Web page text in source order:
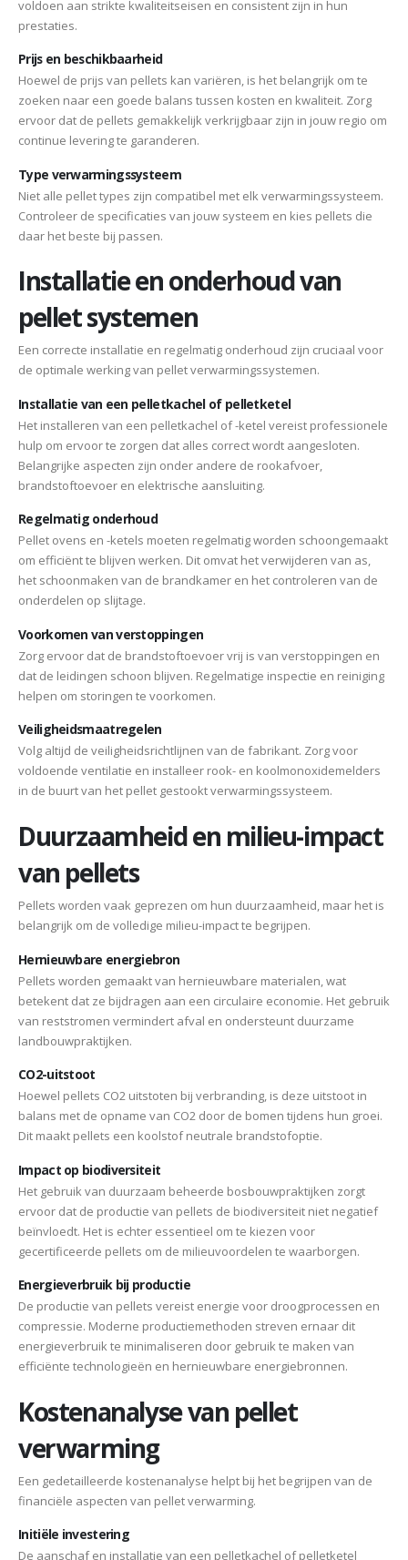
voldoen aan strikte kwaliteitseisen en consistent zijn in hun
prestaties.
Prijs en beschikbaarheid
Hoewel de prijs van pellets kan variëren, is het belangrijk om te
zoeken naar een goede balans tussen kosten en kwaliteit. Zorg
ervoor dat de pellets gemakkelijk verkrijgbaar zijn in jouw regio om
continue levering te garanderen.
Type verwarmingssysteem
Niet alle pellet types zijn compatibel met elk verwarmingssysteem.
Controleer de specificaties van jouw systeem en kies pellets die
daar het beste bij passen.
Installatie en onderhoud van
pellet systemen
Een correcte installatie en regelmatig onderhoud zijn cruciaal voor
de optimale werking van pellet verwarmingssystemen.
Installatie van een pelletkachel of pelletketel
Het installeren van een pelletkachel of -ketel vereist professionele
hulp om ervoor te zorgen dat alles correct wordt aangesloten.
Belangrijke aspecten zijn onder andere de rookafvoer,
brandstoftoevoer en elektrische aansluiting.
Regelmatig onderhoud
Pellet ovens en -ketels moeten regelmatig worden schoongemaakt
om efficiënt te blijven werken. Dit omvat het verwijderen van as,
het schoonmaken van de brandkamer en het controleren van de
onderdelen op slijtage.
Voorkomen van verstoppingen
Zorg ervoor dat de brandstoftoevoer vrij is van verstoppingen en
dat de leidingen schoon blijven. Regelmatige inspectie en reiniging
helpen om storingen te voorkomen.
Veiligheidsmaatregelen
Volg altijd de veiligheidsrichtlijnen van de fabrikant. Zorg voor
voldoende ventilatie en installeer rook- en koolmonoxidemelders
in de buurt van het pellet gestookt verwarmingssysteem.
Duurzaamheid en milieu-impact
van pellets
Pellets worden vaak geprezen om hun duurzaamheid, maar het is
belangrijk om de volledige milieu-impact te begrijpen.
Hernieuwbare energiebron
Pellets worden gemaakt van hernieuwbare materialen, wat
betekent dat ze bijdragen aan een circulaire economie. Het gebruik
van reststromen vermindert afval en ondersteunt duurzame
landbouwpraktijken.
CO2-uitstoot
Hoewel pellets CO2 uitstoten bij verbranding, is deze uitstoot in
balans met de opname van CO2 door de bomen tijdens hun groei.
Dit maakt pellets een koolstof neutrale brandstofoptie.
Impact op biodiversiteit
Het gebruik van duurzaam beheerde bosbouwpraktijken zorgt
ervoor dat de productie van pellets de biodiversiteit niet negatief
beïnvloedt. Het is echter essentieel om te kiezen voor
gecertificeerde pellets om de milieuvoordelen te waarborgen.
Energieverbruik bij productie
De productie van pellets vereist energie voor droogprocessen en
compressie. Moderne productiemethoden streven ernaar dit
energieverbruik te minimaliseren door gebruik te maken van
efficiënte technologieën en hernieuwbare energiebronnen.
Kostenanalyse van pellet
verwarming
Een gedetailleerde kostenanalyse helpt bij het begrijpen van de
financiële aspecten van pellet verwarming.
Initiële investering
De aanschaf en installatie van een pelletkachel of pelletketel